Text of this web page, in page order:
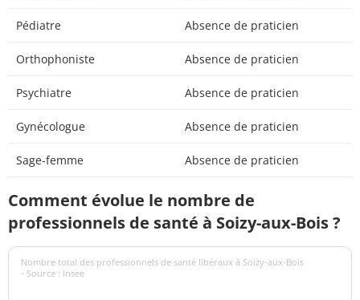
Pédiatre Absence de praticien
Orthophoniste Absence de praticien
Psychiatre Absence de praticien
Gynécologue Absence de praticien
Sage-femme Absence de praticien
Comment évolue le nombre de
professionnels de santé à Soizy-aux-Bois ?
Nombre total des professionnels de santé libéraux à Soizy-aux-Bois
- Source : Insee